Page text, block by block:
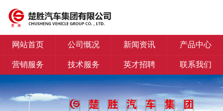
网站首页 公司慨况 新闻资讯
产品中心
营销服务
技术服务 英才招聘 联系我们